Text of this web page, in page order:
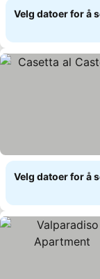
Velg datoer for å
Velg datoer for å